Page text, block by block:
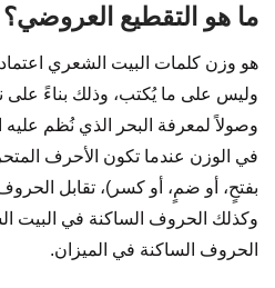
ما هو التقطيع العروضي؟
هو وزن كلمات البيت الشعري
وليس على ما يُكتب، وذلك بناءً على
وصولاً لمعرفة البحر الذي نُظم
في الوزن عندما تكون الأحرف
بفتحٍ، أو ضمٍ، أو كسر)، تقابل
وكذلك الحروف الساكنة في البيت
الحروف الساكنة في الميزان.